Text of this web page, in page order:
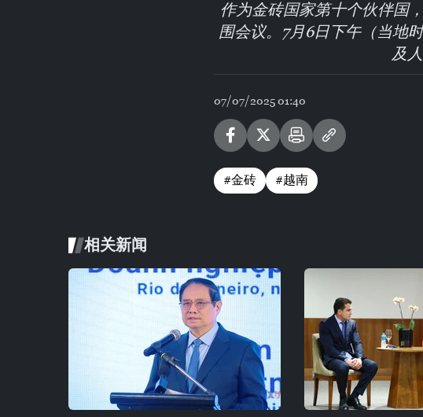
作为金砖国家第十个伙伴国
围会议。7月6日下午（当地
及
07/07/2025 01:40
#金砖 #越南
相关新闻